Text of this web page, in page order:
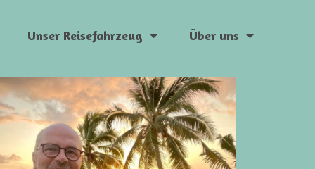
Unser Reisefahrzeug Über uns